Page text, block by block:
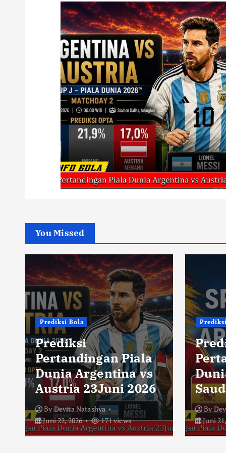
You Missed
Prediksi Bola
Prediksi
Pertandingan Piala
Dunia Argentina vs
Austria 23Juni 2026
ByDevita Natashya
Juni 22, 2026
171 views
By
Juni